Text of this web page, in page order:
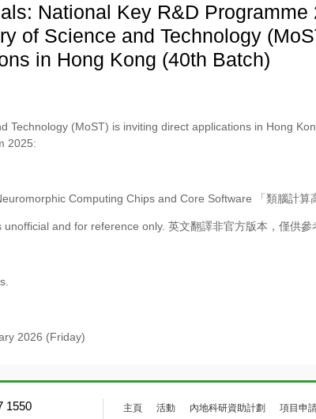
National Key R&D Programme
of Science and Technology
in Hong Kong (40th Batch)
Technology (MoST) is inviting direct applications in Hong
2025:
Computing Chips and Core Software 「類腦計算
and for reference only. 英文翻譯非官方版本，僅供參
2026 (Friday)
1550 主頁 活動 內地科研資助計劃 項目申